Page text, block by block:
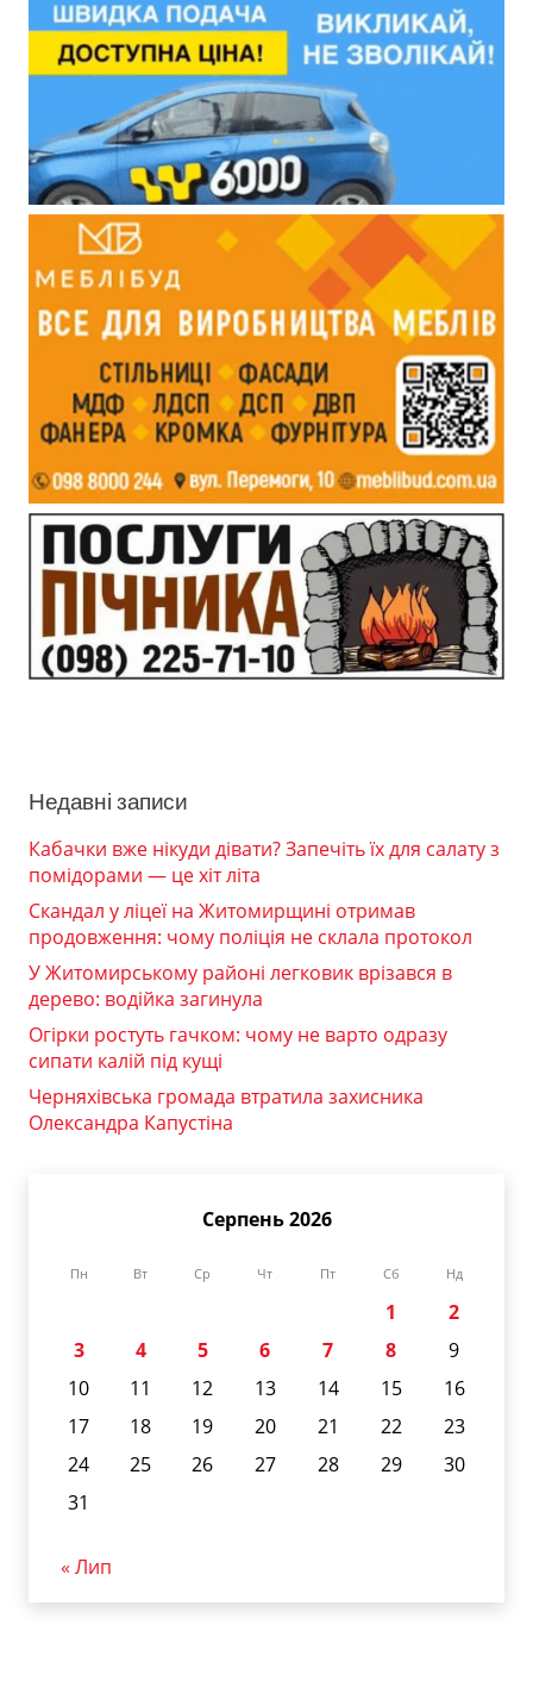
Недавні записи
Кабачки вже нікуди дівати? Запечіть їх для салату з
помідорами — це хіт літа
Скандал у ліцеї на Житомирщині отримав
продовження: чому поліція не склала протокол
У Житомирському районі легковик врізався в
дерево: водійка загинула
Огірки ростуть гачком: чому не варто одразу
сипати калій під кущі
Черняхівська громада втратила захисника
Олександра Капустіна
Серпень 2026
Пн Вт Ср Чт Пт Сб Нд
1
2
3
4 5 6 7 8
9
10
11 12 13 14 15
16
17
18 19 20 21 22
23
24
25 26 27 28 29
30
31
« Лип